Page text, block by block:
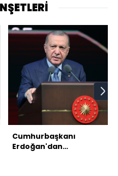
Cumhurbaşkanı
Erdoğan'dan